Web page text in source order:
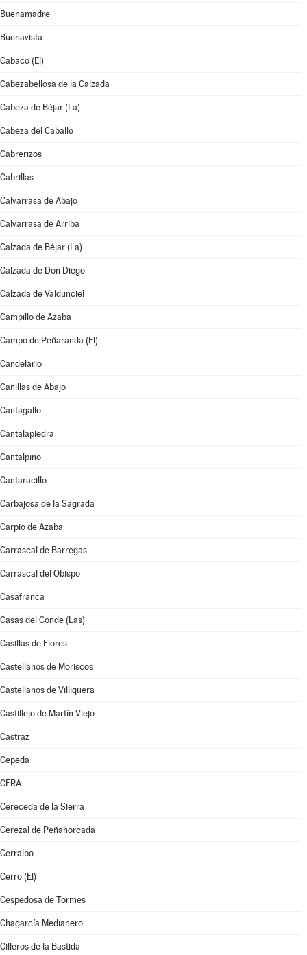
Buenamadre
Buenavista
Cabaco (El)
Cabezabellosa de la Calzada
Cabeza de Béjar (La)
Cabeza del Caballo
Cabrerizos
Cabrillas
Calvarrasa de Abajo
Calvarrasa de Arriba
Calzada de Béjar (La)
Calzada de Don Diego
Calzada de Valdunciel
Campillo de Azaba
Campo de Peñaranda (El)
Candelario
Canillas de Abajo
Cantagallo
Cantalapiedra
Cantalpino
Cantaracillo
Carbajosa de la Sagrada
Carpio de Azaba
Carrascal de Barregas
Carrascal del Obispo
Casafranca
Casas del Conde (Las)
Casillas de Flores
Castellanos de Moriscos
Castellanos de Villiquera
Castillejo de Martín Viejo
Castraz
Cepeda
CERA
Cereceda de la Sierra
Cerezal de Peñahorcada
Cerralbo
Cerro (El)
Cespedosa de Tormes
Chagarcía Medianero
Cilleros de la Bastida